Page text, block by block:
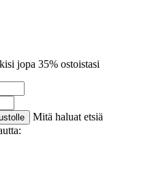
jopa 35% ostoistasi
Mitä haluat etsiä